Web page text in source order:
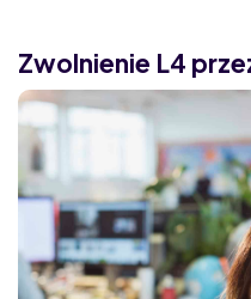
Zwolnienie L4